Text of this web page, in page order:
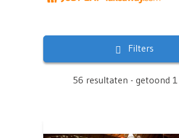
Filters
56 resultaten - getoond